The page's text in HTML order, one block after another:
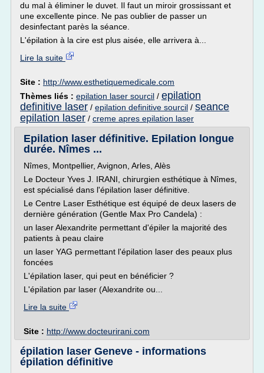
du mal à éliminer le duvet. Il faut un miroir grossissant et
une excellente pince. Ne pas oublier de passer un
desinfectant parès la séance.
L'épilation à la cire est plus aisée, elle arrivera à...
Lire la suite
Site : http://www.esthetiquemedicale.com
Thèmes liés : epilation laser sourcil / epilation
definitive laser / epilation definitive sourcil / seance
epilation laser / creme apres epilation laser
Epilation laser définitive. Epilation longue
durée. Nîmes ...
Nîmes, Montpellier, Avignon, Arles, Alès
Le Docteur Yves J. IRANI, chirurgien esthétique à Nîmes,
est spécialisé dans l'épilation laser définitive.
Le Centre Laser Esthétique est équipé de deux lasers de
dernière génération (Gentle Max Pro Candela) :
un laser Alexandrite permettant d'épiler la majorité des
patients à peau claire
un laser YAG permettant l'épilation laser des peaux plus
foncées
L'épilation laser, qui peut en bénéficier ?
L'épilation par laser (Alexandrite ou...
Lire la suite
Site : http://www.docteurirani.com
épilation laser Geneve - informations
épilation définitive